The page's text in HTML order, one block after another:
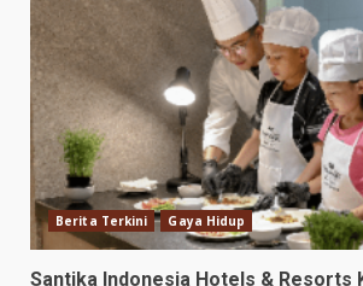
Berita Terkini Gaya Hidup
Santika Indonesia Hotels & Resorts